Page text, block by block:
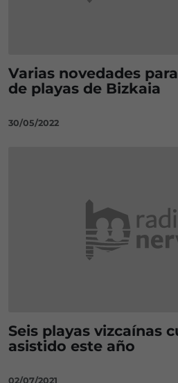
Varias novedades
de playas de Bizkaia
30/05/2022
Seis playas vizcaínas
asistido este año
02/07/2021